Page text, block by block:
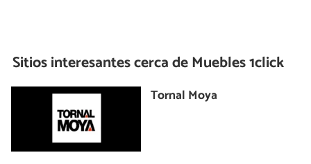
Sitios interesantes cerca deMuebles 1click
Tornal Moya